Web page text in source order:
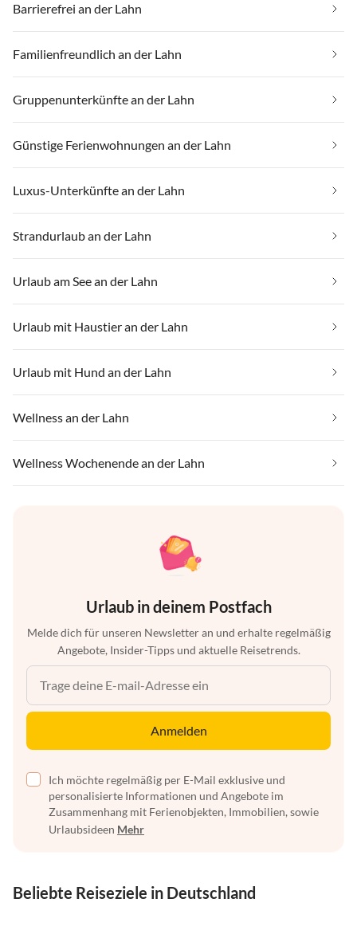
Barrierefrei an der Lahn
Familienfreundlich an der Lahn
Gruppenunterkünfte an der Lahn
Günstige Ferienwohnungen an der Lahn
Luxus-Unterkünfte an der Lahn
Strandurlaub an der Lahn
Urlaub am See an der Lahn
Urlaub mit Haustier an der Lahn
Urlaub mit Hund an der Lahn
Wellness an der Lahn
Wellness Wochenende an der Lahn
Urlaub in deinem Postfach
Melde dich für unseren Newsletter an und erhalte regelmäßig
Angebote, Insider-Tipps und aktuelle Reisetrends.
Anmelden
Ich möchte regelmäßig per E-Mail exklusive und
personalisierte Informationen und Angebote im
Zusammenhang mit Ferienobjekten, Immobilien, sowie
Urlaubsideen Mehr
Beliebte Reiseziele in Deutschland